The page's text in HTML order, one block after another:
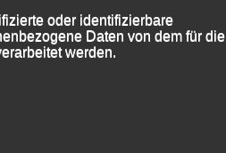
oder identifizierbare
Daten von dem für die
werden.